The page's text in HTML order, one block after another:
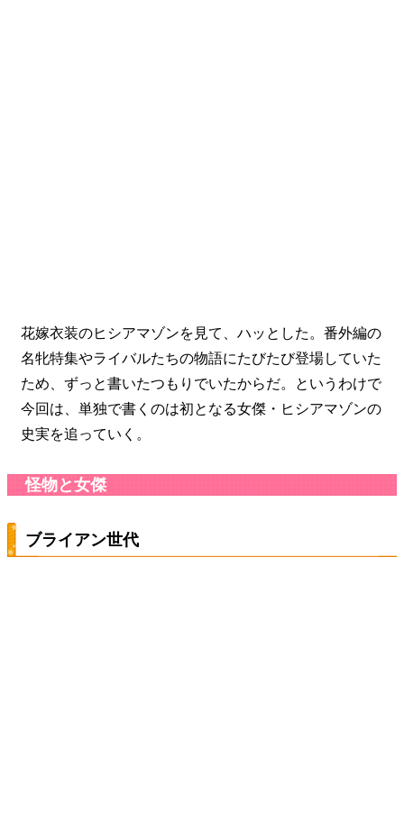
花嫁衣装のヒシアマゾンを見て、ハッとした。番外編の
名牝特集やライバルたちの物語にたびたび登場していた
ため、ずっと書いたつもりでいたからだ。というわけで
今回は、単独で書くのは初となる女傑・ヒシアマゾンの
史実を追っていく。
怪物と女傑
ブライアン世代